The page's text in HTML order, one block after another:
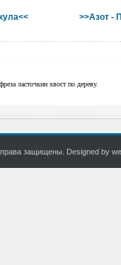
>>Азот -
ласточкин хвост по дереву.
защищены. Designed by